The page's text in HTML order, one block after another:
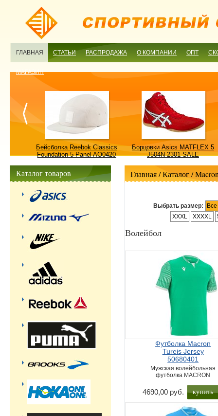
ГЛАВНАЯ СТАТЬИ РАСПРОДАЖА О КОМПАНИИ ОПТ
МАГАЗИН
Бейсболка Reebok Classics
Foundation 5 Panel AO0420
Борцовки Asics MATFLEX 5
J504N 2301-SALE
Главная/ Каталог /
Выбрать размер:
XXXL
XXXXL
Волейбол
Футболка Macron
Tureis Jersey
50680401
Мужская волейбольная
футболка MACRON
4690,00 руб. купить
Каталог товаров